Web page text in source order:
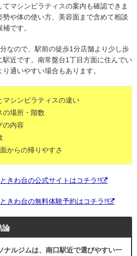
マシンピラティスの案内も確認できま
や体の使い方、美容面まで含めて相談
です。
なので、駅前の徒歩1分店舗より少し歩
駅近です。南常盤台1丁目方面に住んでい
通いやすい場合もあります。
マシンピラティスの違い
の場所・階数
の内容
からの帰りやすさ
きわ台の公式サイトはコチラ!!
きわ台の無料体験予約はコチラ!!
論
ナルジムは、南口駅近で選びやすい一